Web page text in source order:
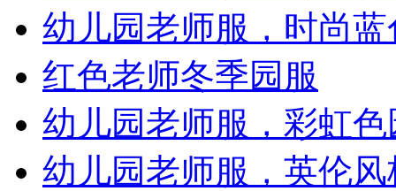
幼儿园老师服，时尚
红色老师冬季园服
幼儿园老师服，彩虹色
幼儿园老师服，英伦风